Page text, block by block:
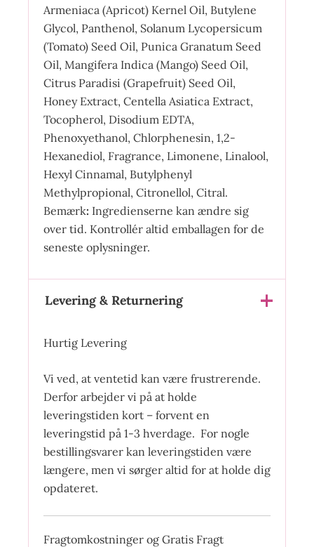
Armeniaca (Apricot) Kernel Oil, Butylene
Glycol, Panthenol, Solanum Lycopersicum
(Tomato) Seed Oil, Punica Granatum Seed
Oil, Mangifera Indica (Mango) Seed Oil,
Citrus Paradisi (Grapefruit) Seed Oil,
Honey Extract, Centella Asiatica Extract,
Tocopherol, Disodium EDTA,
Phenoxyethanol, Chlorphenesin, 1,2-
Hexanediol, Fragrance, Limonene, Linalool,
Hexyl Cinnamal, Butylphenyl
Methylpropional, Citronellol, Citral.
Bemærk: Ingredienserne kan ændre sig
over tid. Kontrollér altid emballagen for de
seneste oplysninger.
Levering & Returnering
Hurtig Levering
Vi ved, at ventetid kan være frustrerende.
Derfor arbejder vi på at holde
leveringstiden kort – forvent en
leveringstid på 1-3 hverdage. For nogle
bestillingsvarer kan leveringstiden være
længere, men vi sørger altid for at holde dig
opdateret.
Fragtomkostninger og Gratis Fragt